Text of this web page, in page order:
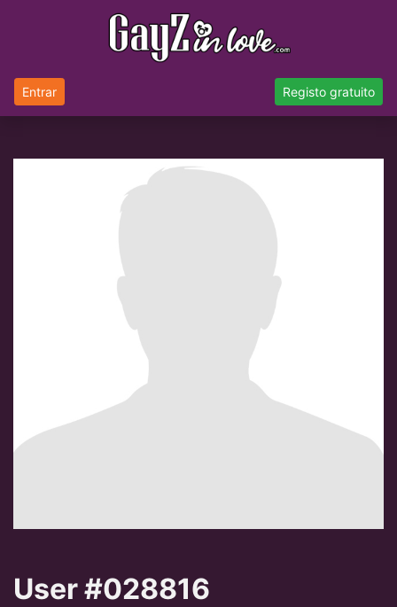
Entrar Registo gratuito
User #028816